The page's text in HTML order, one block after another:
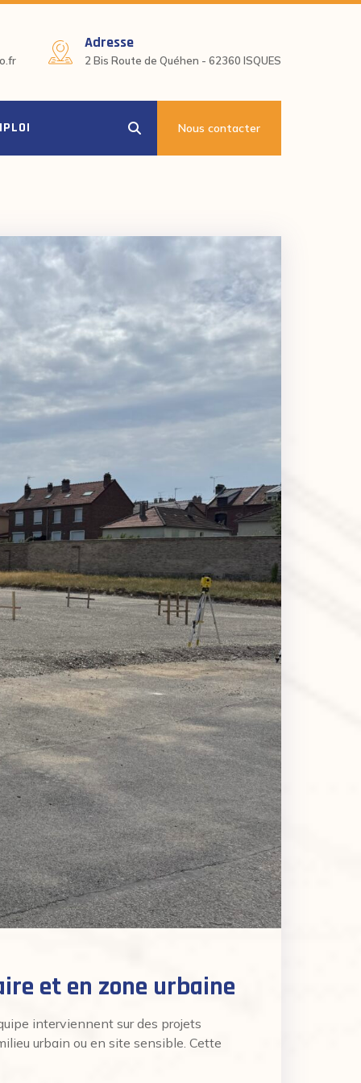
Adresse
2 Bis Route de Quéhen - 62360 ISQUES
Nous contacter
et en zone urbaine
interviennent sur des projets
urbain ou en site sensible. Cette